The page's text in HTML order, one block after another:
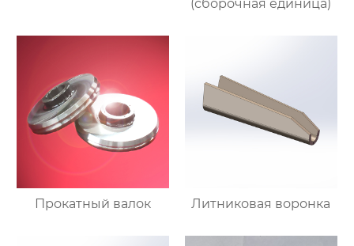
(сборочная единица)
Прокатный валок Литниковая воронка